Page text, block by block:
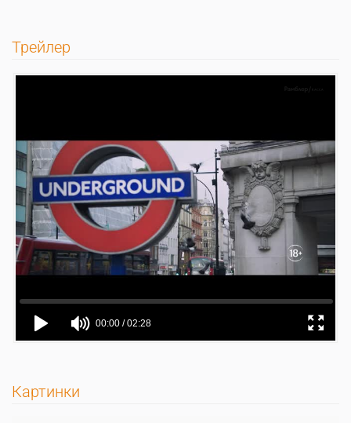
Трейлер
Картинки